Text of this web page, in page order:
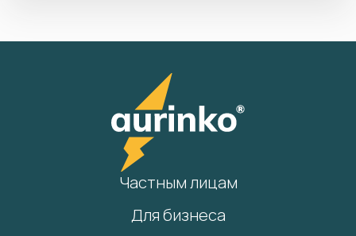
Частным лицам
Для бизнеса